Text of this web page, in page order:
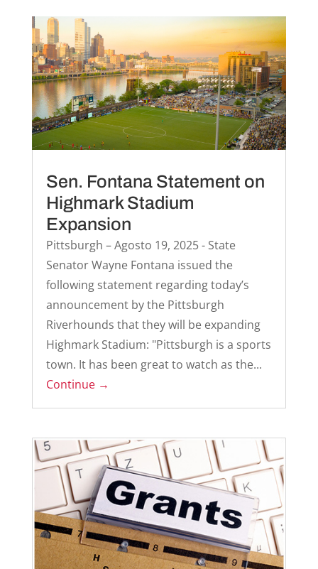
Sen. Fontana Statement on
Highmark Stadium
Expansion
Pittsburgh – Agosto 19, 2025 - State
Senator Wayne Fontana issued the
following statement regarding today’s
announcement by the Pittsburgh
Riverhounds that they will be expanding
Highmark Stadium: "Pittsburgh is a sports
town. It has been great to watch as the...
Continue →